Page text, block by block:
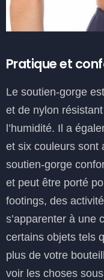
Pratique et
Le soutien-gorge
et de nylon
l’humidité. Il a
et six couleurs sont
soutien-gorge
et peut être porté
footings, des
s’apparenter à une
certains objets tels
plus de votre
voir les choses